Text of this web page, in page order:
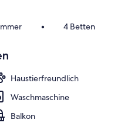
• 4 Betten
Haustierfreundlich
Waschmaschine
Balkon